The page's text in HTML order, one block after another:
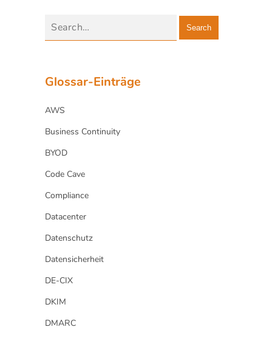
Search
Glossar-Einträge
AWS
Business Continuity
BYOD
Code Cave
Compliance
Datacenter
Datenschutz
Datensicherheit
DE-CIX
DKIM
DMARC